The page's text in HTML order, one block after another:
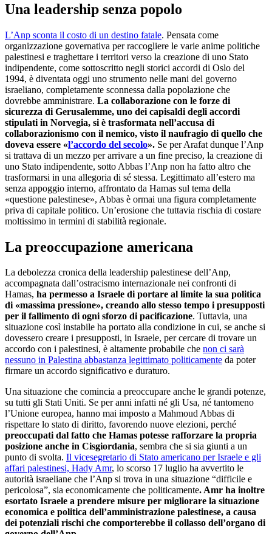
Una leadership senza popolo
L’Anp sconta il costo di un destino fatale. Pensata come
organizzazione governativa per raccogliere le varie anime politiche
palestinesi e traghettare i territori verso la creazione di uno Stato
indipendente, come sottoscritto negli storici accordi di Oslo del
1994, è diventata oggi uno strumento nelle mani del governo
israeliano, completamente sconnessa dalla popolazione che
dovrebbe amministrare. La collaborazione con le forze di
sicurezza di Gerusalemme, uno dei capisaldi degli accordi
stipulati in Norvegia, si è trasformata nell’accusa di
collaborazionismo con il nemico, visto il naufragio di quello che
doveva essere «l’accordo del secolo». Se per Arafat dunque l’Anp
si trattava di un mezzo per arrivare a un fine preciso, la creazione di
uno Stato indipendente, sotto Abbas l’Anp non ha fatto altro che
trasformarsi in una allegoria di sé stessa. Legittimato all’estero ma
senza appoggio interno, affrontato da Hamas sul tema della
«questione palestinese», Abbas è ormai una figura completamente
priva di capitale politico. Un’erosione che tuttavia rischia di costare
moltissimo in termini di stabilità regionale.
La preoccupazione americana
La debolezza cronica della leadership palestinese dell’Anp,
accompagnata dall’ostracismo internazionale nei confronti di
Hamas, ha permesso a Israele di portare al limite la sua politica
di «massima pressione», creando allo stesso tempo i presupposti
per il fallimento di ogni sforzo di pacificazione. Tuttavia, una
situazione così instabile ha portato alla condizione in cui, se anche si
dovessero creare i presupposti, in Israele, per cercare di trovare un
accordo con i palestinesi, è altamente probabile che non ci sarà
nessuno in Palestina abbastanza legittimato politicamente da poter
firmare un accordo significativo e duraturo.
Una situazione che comincia a preoccupare anche le grandi potenze,
su tutti gli Stati Uniti. Se per anni infatti né gli Usa, né tantomeno
l’Unione europea, hanno mai imposto a Mahmoud Abbas di
rispettare lo stato di diritto, favorendo nuove elezioni, perché
preoccupati dal fatto che Hamas potesse rafforzare la propria
posizione anche in Cisgiordania, sembra che si sia giunti a un
punto di svolta. Il vicesegretario di Stato americano per Israele e gli
affari palestinesi, Hady Amr, lo scorso 17 luglio ha avvertito le
autorità israeliane che l’Anp si trova in una situazione “difficile e
pericolosa”, sia economicamente che politicamente. Amr ha inoltre
esortato Israele a prendere misure per migliorare la situazione
economica e politica dell’amministrazione palestinese, a causa
dei potenziali rischi che comporterebbe il collasso dell’organo di